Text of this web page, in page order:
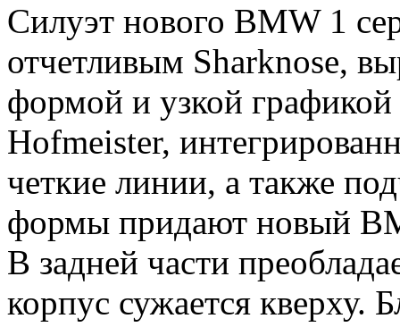
Силуэт нового BMW 1
отчетливым Sharknose,
формой и узкой
Hofmeister,
четкие линии, а также
формы придают новый
В задней части
корпус сужается кверху.